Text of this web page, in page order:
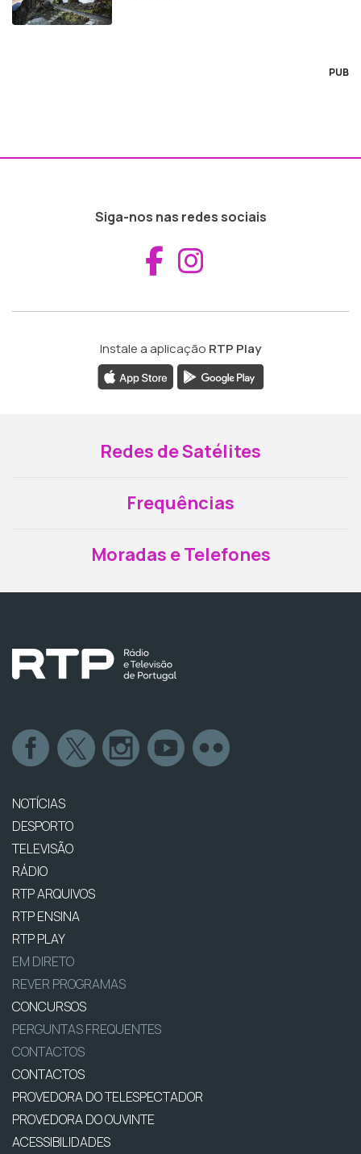
PUB
Siga-nos nas redes sociais
Aceder ao
Instale a aplicação RTP Play
Redes de Satélites
Frequências
Moradas e Telefones
NOTÍCIAS
DESPORTO
TELEVISÃO
RÁDIO
RTP ARQUIVOS
RTP ENSINA
RTP PLAY
EM DIRETO
REVER PROGRAMAS
CONCURSOS
PERGUNTAS FREQUENTES
CONTACTOS
CONTACTOS
PROVEDORA DO TELESPECTADOR
PROVEDORA DO OUVINTE
ACESSIBILIDADES